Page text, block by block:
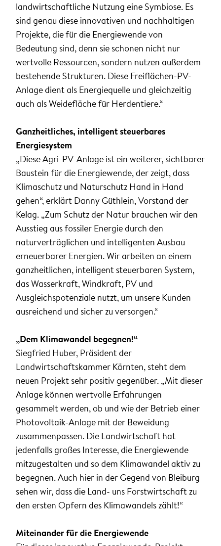
landwirtschaftliche Nutzung eine Symbiose. Es
sind genau diese innovativen und nachhaltigen
Projekte, die für die Energiewende von
Bedeutung sind, denn sie schonen nicht nur
wertvolle Ressourcen, sondern nutzen außerdem
bestehende Strukturen. Diese Freiflächen-PV-
Anlage dient als Energiequelle und gleichzeitig
auch als Weidefläche für Herdentiere.“
Ganzheitliches, intelligent steuerbares
Energiesystem
„Diese Agri-PV-Anlage ist ein weiterer, sichtbarer
Baustein für die Energiewende, der zeigt, dass
Klimaschutz und Naturschutz Hand in Hand
gehen“, erklärt Danny Güthlein, Vorstand der
Kelag. „Zum Schutz der Natur brauchen wir den
Ausstieg aus fossiler Energie durch den
naturverträglichen und intelligenten Ausbau
erneuerbarer Energien. Wir arbeiten an einem
ganzheitlichen, intelligent steuerbaren System,
das Wasserkraft, Windkraft, PV und
Ausgleichspotenziale nutzt, um unsere Kunden
ausreichend und sicher zu versorgen.“
„Dem Klimawandel begegnen!“
Siegfried Huber, Präsident der
Landwirtschaftskammer Kärnten, steht dem
neuen Projekt sehr positiv gegenüber. „Mit dieser
Anlage können wertvolle Erfahrungen
gesammelt werden, ob und wie der Betrieb einer
Photovoltaik-Anlage mit der Beweidung
zusammenpassen. Die Landwirtschaft hat
jedenfalls großes Interesse, die Energiewende
mitzugestalten und so dem Klimawandel aktiv zu
begegnen. Auch hier in der Gegend von Bleiburg
sehen wir, dass die Land- uns Forstwirtschaft zu
den ersten Opfern des Klimawandels zählt!“
Miteinander für die Energiewende